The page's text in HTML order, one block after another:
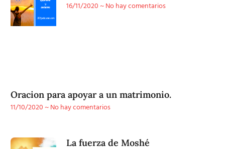
16/11/2020 No hay comentarios
Oracion para apoyar a un matrimonio.
11/10/2020 No hay comentarios
La fuerza de Moshé